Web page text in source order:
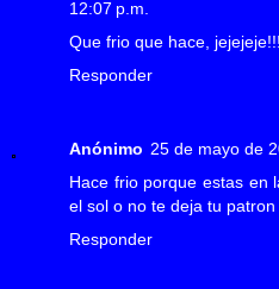
12:07 p.m.
Que frio que hace,
Responder
Anónimo 25 de mayo de
Hace frio porque estas en
el sol o no te deja tu
Responder